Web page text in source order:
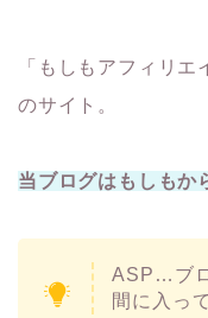
「もしもアフィリ
のサイト。
当ブログはもしもか
ASP…ブ
間に入っ